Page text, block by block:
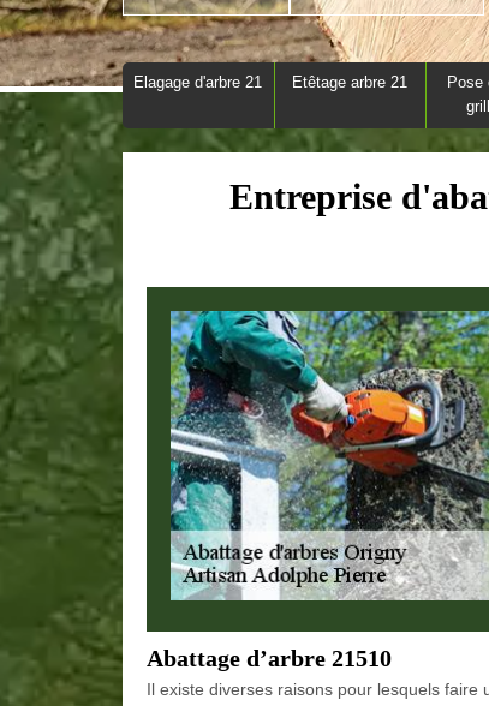
Elagage d'arbre 21 Etêtage arbre 21
Pose
Entreprise
Abattage d’arbre 21510
Il existe diverses raisons pour lesquels faire